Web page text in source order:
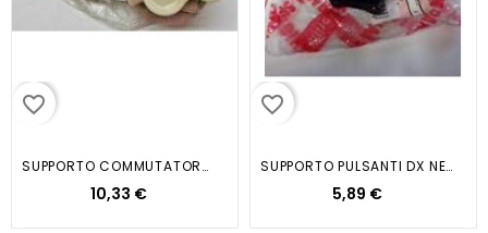
favorite_border
SUPPORTO COMMUTATORE SX CARNABY...
10,33 €
favorite_border
SUPPORTO PULSANTI DX NERO SR
5,89 €